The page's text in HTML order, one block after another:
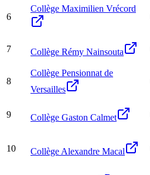
6
Collège Maximilien Vrécord
7 Collège Rémy Nainsouta
8
Collège Pensionnat de
Versailles
9 Collège Gaston Calmet
10 Collège Alexandre Macal